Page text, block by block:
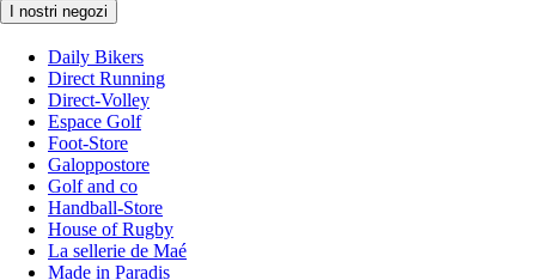
I nostri negozi
Daily Bikers
Direct Running
Direct-Volley
Espace Golf
Foot-Store
Galoppostore
Golf and co
Handball-Store
House of Rugby
La sellerie de Maé
Made in Paradis